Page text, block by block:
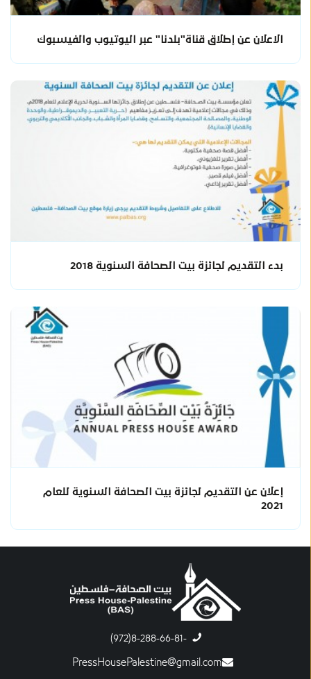
الاعلان عن إطلاق قناة"بلدنا" عبر اليوتيوب والفيسبوك
بدء التقديم لجائزة بيت الصحافة السنوية 2018
إعلان عن التقديم لجائزة بيت الصحافة السنوية للعام
2021
-8-288-66-81(972)
PressHousePalestine@gmail.com